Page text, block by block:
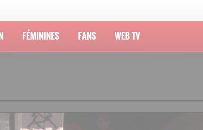
FÉMININES FANS WEB TV